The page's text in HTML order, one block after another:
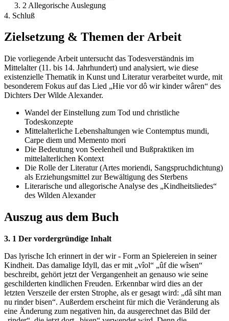
3. 2 Allegorische Auslegung
4. Schluß
Zielsetzung & Themen der Arbeit
Die vorliegende Arbeit untersucht das Todesverständnis im
Mittelalter (11. bis 14. Jahrhundert) und analysiert, wie diese
existenzielle Thematik in Kunst und Literatur verarbeitet wurde, mit
besonderem Fokus auf das Lied „Hie vor dô wir kinder wâren“ des
Dichters Der Wilde Alexander.
Wandel der Einstellung zum Tod und christliche
Todeskonzepte
Mittelalterliche Lebenshaltungen wie Contemptus mundi,
Carpe diem und Memento mori
Die Bedeutung von Seelenheil und Bußpraktiken im
mittelalterlichen Kontext
Die Rolle der Literatur (Artes moriendi, Sangspruchdichtung)
als Erziehungsmittel zur Bewältigung des Sterbens
Literarische und allegorische Analyse des „Kindheitsliedes“
des Wilden Alexander
Auszug aus dem Buch
3. 1 Der vordergründige Inhalt
Das lyrische Ich erinnert in der wir - Form an Spielereien in seiner
Kindheit. Das damalige Idyll, das er mit „vîol“ „ûf die wîsen“
beschreibt, gehört jetzt der Vergangenheit an genauso wie seine
geschilderten kindlichen Freuden. Erkennbar wird dies an der
letzten Verszeile der ersten Strophe, als er gesagt wird: „dâ siht man
nu rinder bisen“. Außerdem erscheint für mich die Veränderung als
eine Änderung zum negativen hin, da ausgerechnet das Bild der